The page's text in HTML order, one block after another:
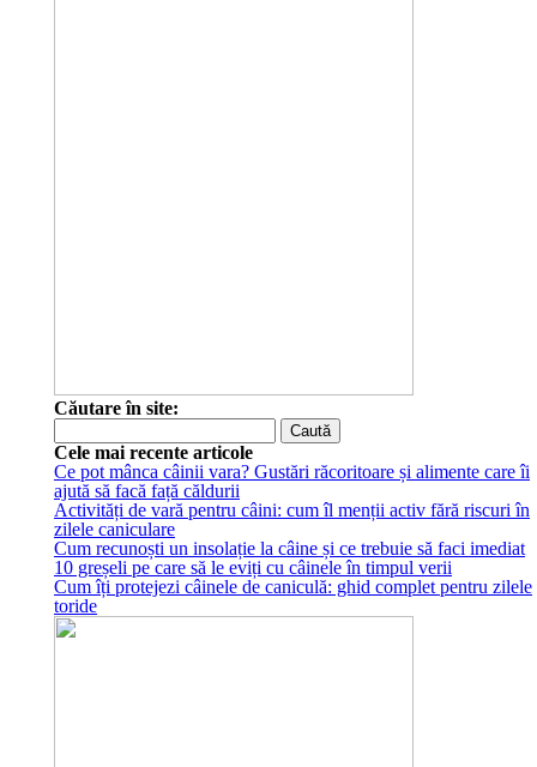
Căutare în site:
Cele mai recente articole
Ce pot mânca câinii vara? Gustări răcoritoare și alimente care îi
ajută să facă față căldurii
Activități de vară pentru câini: cum îl menții activ fără riscuri în
zilele caniculare
Cum recunoști un insolație la câine și ce trebuie să faci imediat
10 greșeli pe care să le eviți cu câinele în timpul verii
Cum îți protejezi câinele de caniculă: ghid complet pentru zilele
toride